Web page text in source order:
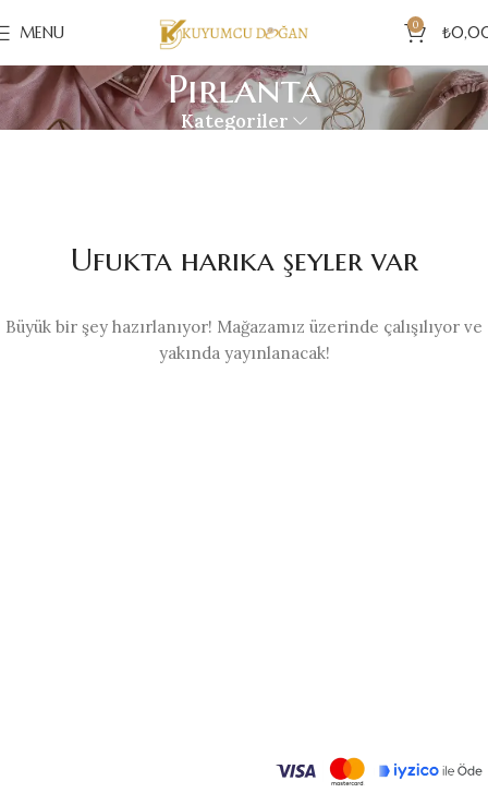
MENU 0 ₺
Pırlanta
Kategoriler
Ufukta harika şeyler var
Büyük bir şey hazırlanıyor! Mağazamız üzerinde çalışılıyor ve
yakında yayınlanacak!